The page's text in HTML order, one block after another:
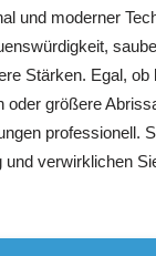
und moderner
Stärken. Egal, ob
oder größere
professionell.
und verwirklichen